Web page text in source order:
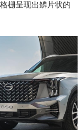
栅呈现出鳞片状的